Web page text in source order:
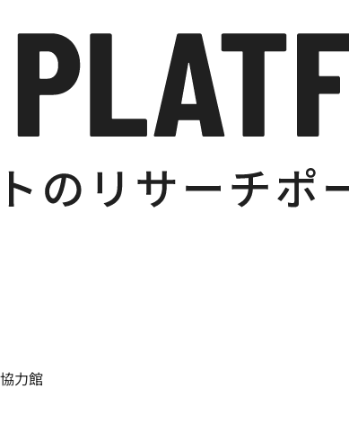
琳派の漆工品に見られる泥絵の技法に白金粉を採り
《秋野泥絵平卓》（1932年、国立工芸館、金沢）や
く鷺と波濤を大胆に配した《鷺蒔絵棚》（1938年
主題を選びながら、常に新しい素材と技法の可能
六角と渡辺素舟が参加して結成された日本漆芸院の
大観 第一輯』（宝雲舎）を刊行。1943年に東京
、これが遺作となるかもしれないという覚悟で完
開きの棚の構造を巧みに生かして、蓬莱仙境に集
模様が堂々とした風格を示す優品である。
大学教授に就任。翌年、文化財保護審議会専門委員
査に従事する。正倉院宝物の髹漆品調査も開始さ
の論争が続いていた《金銀鈿荘唐大刀》の鞘塗り
當麻曼荼羅厨子に用いられた金平文や、中尊寺金
復の分野においても数々の新知見をもたらした。
力館